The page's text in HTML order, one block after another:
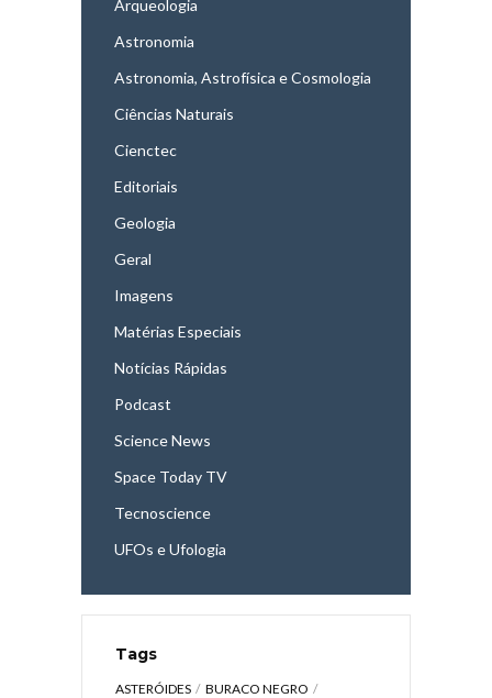
Arqueologia
Astronomia
Astronomia, Astrofísica e Cosmologia
Ciências Naturais
Cienctec
Editoriais
Geologia
Geral
Imagens
Matérias Especiais
Notícias Rápidas
Podcast
Science News
Space Today TV
Tecnoscience
UFOs e Ufologia
Tags
ASTERÓIDES
BURACO NEGRO